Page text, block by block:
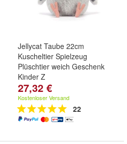
Jellycat Taube 22cm
Kuscheltier Spielzeug
Plüschtier weich Geschenk
Kinder Z
27,32 €
Kostenloser Versand
22